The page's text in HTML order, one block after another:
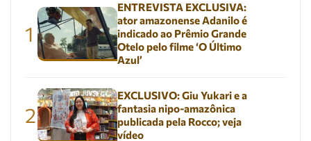
1
ENTREVISTA EXCLUSIVA:
ator amazonense Adanilo é
indicado ao Prêmio Grande
Otelo pelo filme ‘O Último
Azul’
2
EXCLUSIVO: Giu Yukari e a
fantasia nipo-amazônica
publicada pela Rocco; veja
vídeo